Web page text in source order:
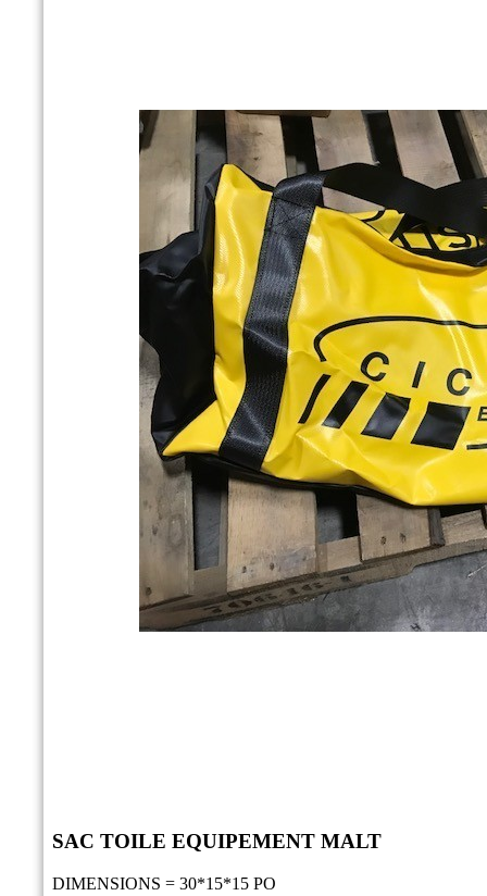
SAC TOILE EQUIPEMENT MALT
DIMENSIONS = 30*15*15 PO